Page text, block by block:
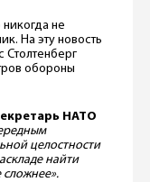
никогда не
На эту новость
Столтенберг
обороны
НАТО
целостности
найти